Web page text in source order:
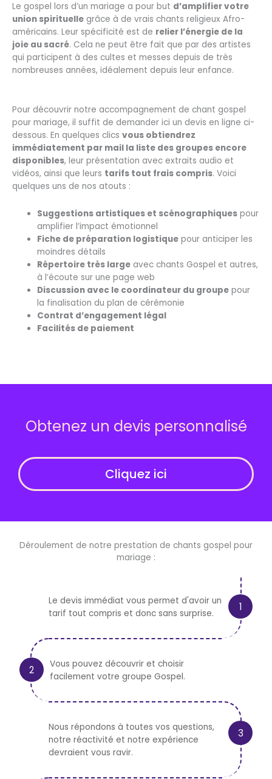
Le gospel lors d’un mariage a pour but d’amplifier votre
union spirituelle grâce à de vrais chants religieux Afro-
américains. Leur spécificité est de relier l’énergie de la
joie au sacré. Cela ne peut être fait que par des artistes
qui participent à des cultes et messes depuis de très
nombreuses années, idéalement depuis leur enfance.
Pour découvrir notre accompagnement de chant gospel
pour mariage, il suffit de demander ici un devis en ligne ci-
dessous. En quelques clics vous obtiendrez
immédiatement par mail la liste des groupes encore
disponibles, leur présentation avec extraits audio et
vidéos, ainsi que leurs tarifs tout frais compris. Voici
quelques uns de nos atouts :
Suggestions artistiques et scénographiques pour
amplifier l’impact émotionnel
Fiche de préparation logistique pour anticiper les
moindres détails
Répertoire très large avec chants Gospel et autres,
à l’écoute sur une page web
Discussion avec le coordinateur du groupe pour
la finalisation du plan de cérémonie
Contrat d’engagement légal
Facilités de paiement
Obtenez un devis personnalisé
Cliquez ici
Déroulement de notre prestation de chants gospel pour
mariage :
Le devis immédiat vous permet d'avoir un
tarif tout compris et donc sans surprise.
Vous pouvez découvrir et choisir
facilement votre groupe Gospel.
Nous répondons à toutes vos questions,
notre réactivité et notre expérience
devraient vous ravir.